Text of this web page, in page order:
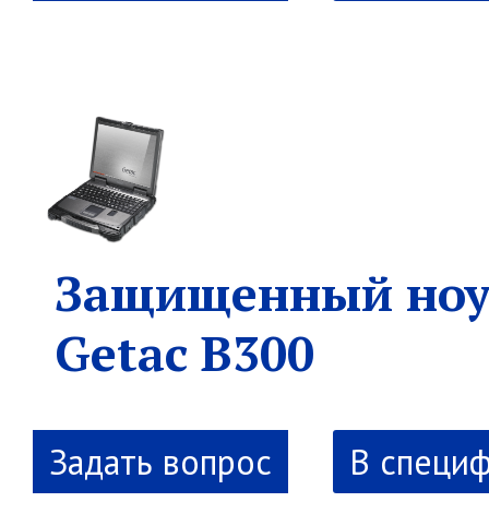
Защищенный
Getac B300
В